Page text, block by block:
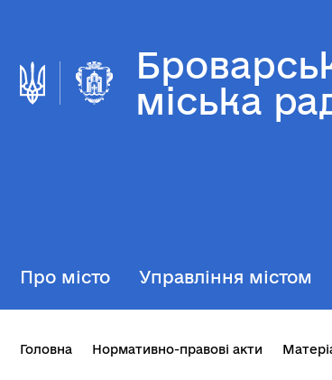
міська
Про місто Управління містом
Головна Нормативно-правові акти